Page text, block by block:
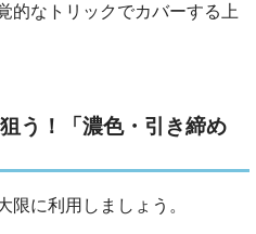
的なトリックでカバーする上
う！「濃色・引き締め
限に利用しましょう。